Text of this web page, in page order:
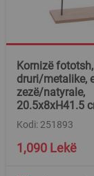
Kornizë fototsh,
druri/metalike,
zezë/natyrale,
20.5x8xH41.5
Kodi: 251893
1,090 Lekë